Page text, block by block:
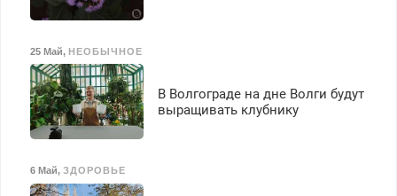
25 Май, НЕОБЫЧНОЕ
В Волгограде на дне Волги будут
выращивать клубнику
6 Май, ЗДОРОВЬЕ